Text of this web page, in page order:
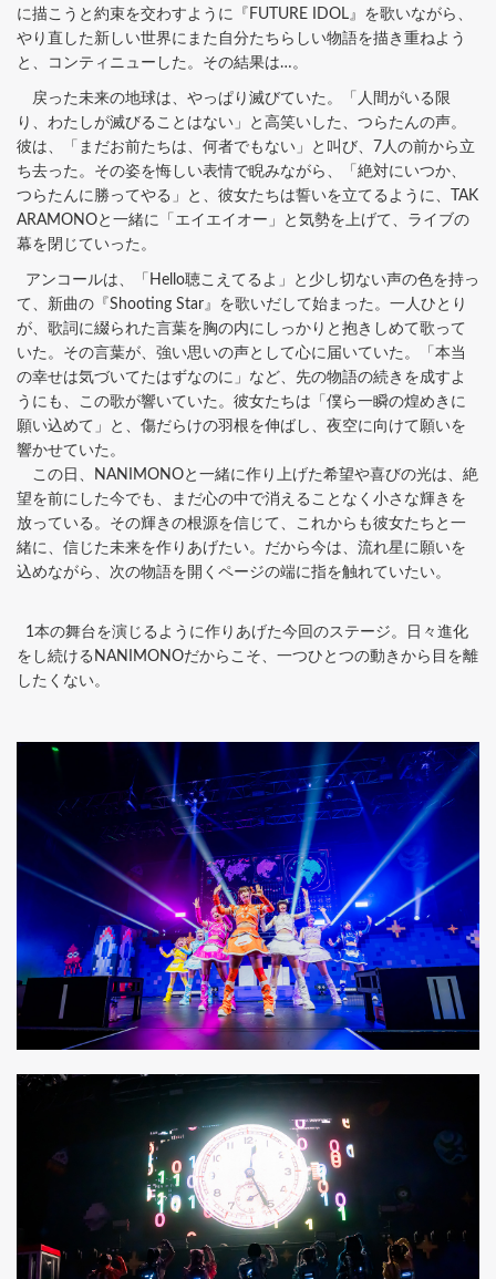
に描こうと約束を交わすように『FUTURE IDOL』を歌いながら、
やり直した新しい世界にまた自分たちらしい物語を描き重ねよう
と、コンティニューした。その結果は…。
戻った未来の地球は、やっぱり滅びていた。「人間がいる限
り、わたしが滅びることはない」と高笑いした、つらたんの声。
彼は、「まだお前たちは、何者でもない」と叫び、7人の前から立
ち去った。その姿を悔しい表情で睨みながら、「絶対にいつか、
つらたんに勝ってやる」と、彼女たちは誓いを立てるように、TAK
ARAMONOと一緒に「エイエイオー」と気勢を上げて、ライブの
幕を閉じていった。
アンコールは、「Hello聴こえてるよ」と少し切ない声の色を持っ
て、新曲の『Shooting Star』を歌いだして始まった。一人ひとり
が、歌詞に綴られた言葉を胸の内にしっかりと抱きしめて歌って
いた。その言葉が、強い思いの声として心に届いていた。「本当
の幸せは気づいてたはずなのに」など、先の物語の続きを成すよ
うにも、この歌が響いていた。彼女たちは「僕ら一瞬の煌めきに
願い込めて」と、傷だらけの羽根を伸ばし、夜空に向けて願いを
響かせていた。
この日、NANIMONOと一緒に作り上げた希望や喜びの光は、絶
望を前にした今でも、まだ心の中で消えることなく小さな輝きを
放っている。その輝きの根源を信じて、これからも彼女たちと一
緒に、信じた未来を作りあげたい。だから今は、流れ星に願いを
込めながら、次の物語を開くページの端に指を触れていたい。
1本の舞台を演じるように作りあげた今回のステージ。日々進化
をし続けるNANIMONOだからこそ、一つひとつの動きから目を離
したくない。